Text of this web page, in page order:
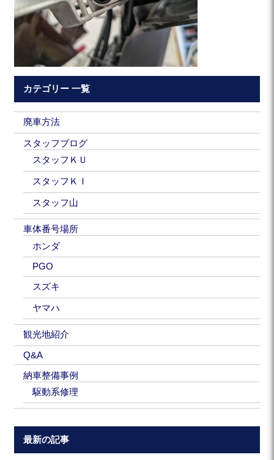
カテゴリー 一覧
廃車方法
スタッフブログ
スタッフＫＵ
スタッフＫＩ
スタッフ山
車体番号場所
ホンダ
PGO
スズキ
ヤマハ
観光地紹介
Q&A
納車整備事例
駆動系修理
最新の記事